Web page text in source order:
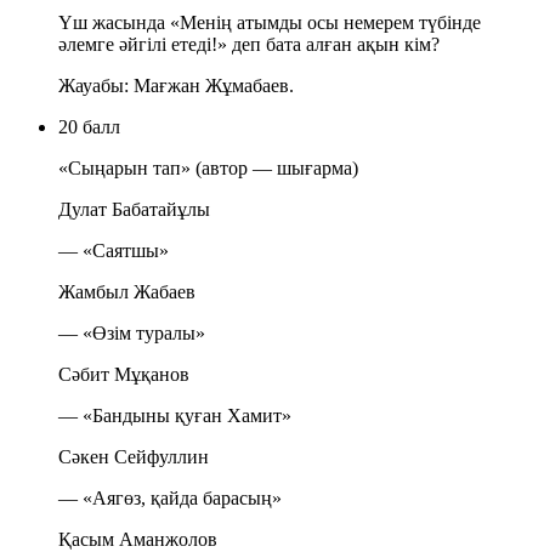
Үш жасында «Менің атымды осы немерем түбінде
әлемге әйгілі етеді!» деп бата алған ақын кім?
Жауабы: Мағжан Жұмабаев.
20 балл
«Сыңарын тап» (автор — шығарма)
Дулат Бабатайұлы
— «Саятшы»
Жамбыл Жабаев
— «Өзім туралы»
Сәбит Мұқанов
— «Бандыны қуған Хамит»
Сәкен Сейфуллин
— «Аягөз, қайда барасың»
Қасым Аманжолов